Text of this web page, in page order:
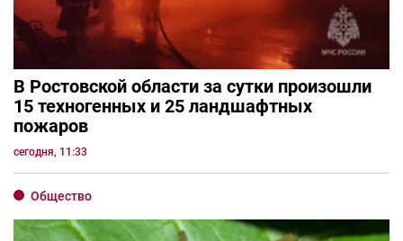
В Ростовской области за сутки произошли
15 техногенных и 25 ландшафтных
пожаров
сегодня, 11:33
Общество